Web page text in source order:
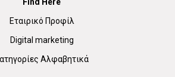
Εταιρικό Προφίλ
Digital marketing
Αλφαβητικά